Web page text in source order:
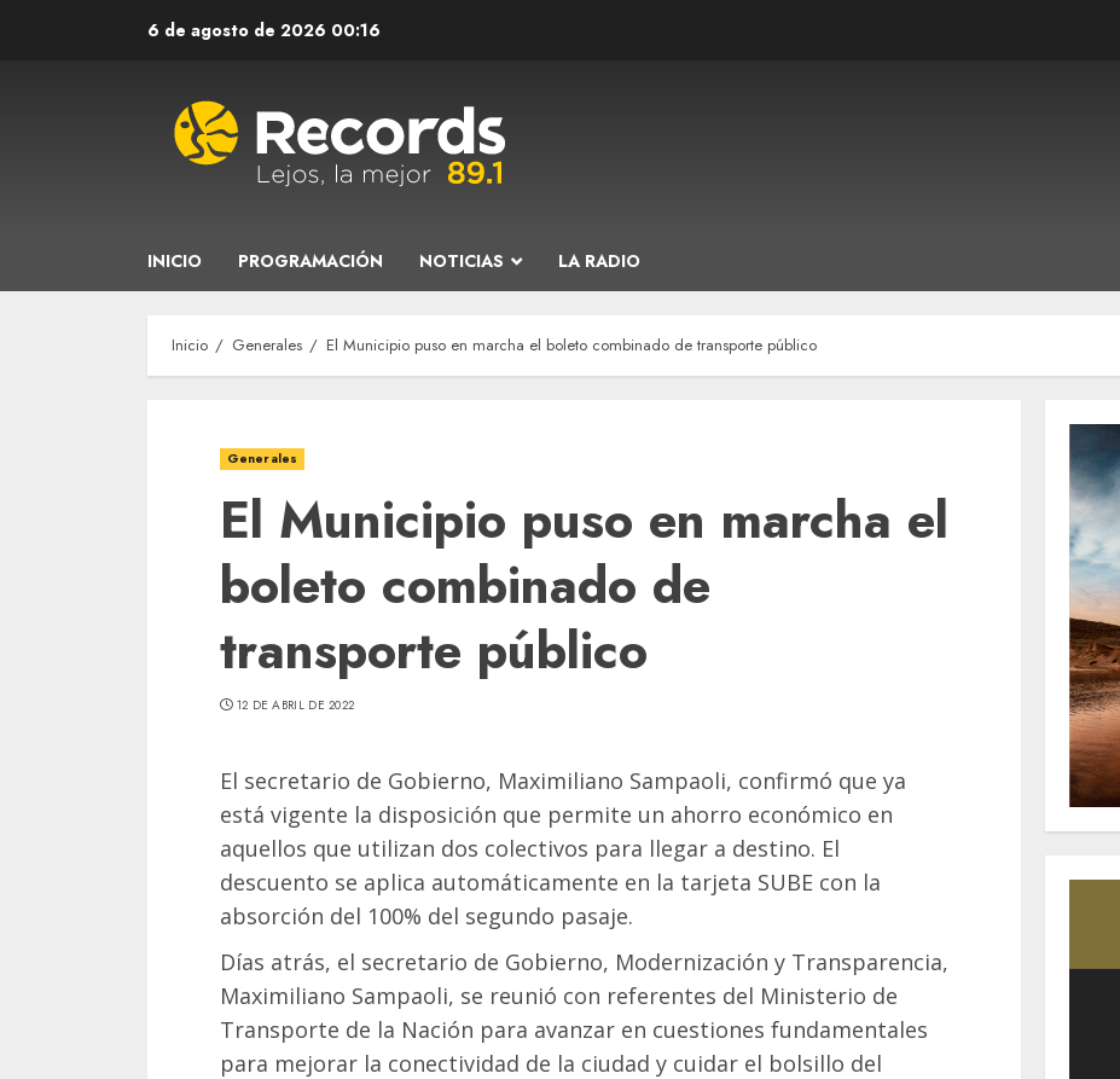
6 de agosto de 2026 00:16
INICIO PROGRAMACIÓN NOTICIAS LA RADIO
Inicio Generales El Municipio puso en marcha el boleto combinado de transporte público
Generales
El Municipio puso en marcha el
boleto combinado de
transporte público
12 DE ABRIL DE 2022
El secretario de Gobierno, Maximiliano Sampaoli, confirmó que ya
está vigente la disposición que permite un ahorro económico en
aquellos que utilizan dos colectivos para llegar a destino. El
descuento se aplica automáticamente en la tarjeta SUBE con la
absorción del 100% del segundo pasaje.
Días atrás, el secretario de Gobierno, Modernización y Transparencia,
Maximiliano Sampaoli, se reunió con referentes del Ministerio de
Transporte de la Nación para avanzar en cuestiones fundamentales
para mejorar la conectividad de la ciudad y cuidar el bolsillo del